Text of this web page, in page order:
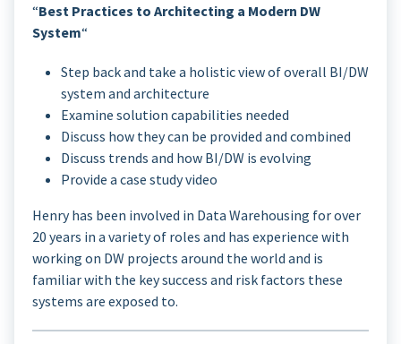
“Best Practices to Architecting a Modern DW
System“
Step back and take a holistic view of overall BI/DW
system and architecture
Examine solution capabilities needed
Discuss how they can be provided and combined
Discuss trends and how BI/DW is evolving
Provide a case study video
Henry has been involved in Data Warehousing for over
20 years in a variety of roles and has experience with
working on DW projects around the world and is
familiar with the key success and risk factors these
systems are exposed to.